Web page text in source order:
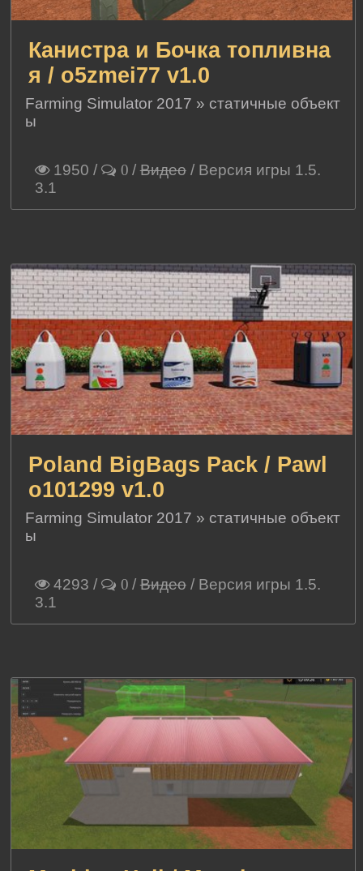
Канистра и Бочка топливна
я / o5zmei77 v1.0
Farming Simulator 2017 » статичные объект
ы
1950 / 0 /Видео/ Версия игры 1.5.
3.1
Poland BigBags Pack / Pawl
o101299 v1.0
Farming Simulator 2017 » статичные объект
ы
4293 / 0 /Видео/ Версия игры 1.5.
3.1